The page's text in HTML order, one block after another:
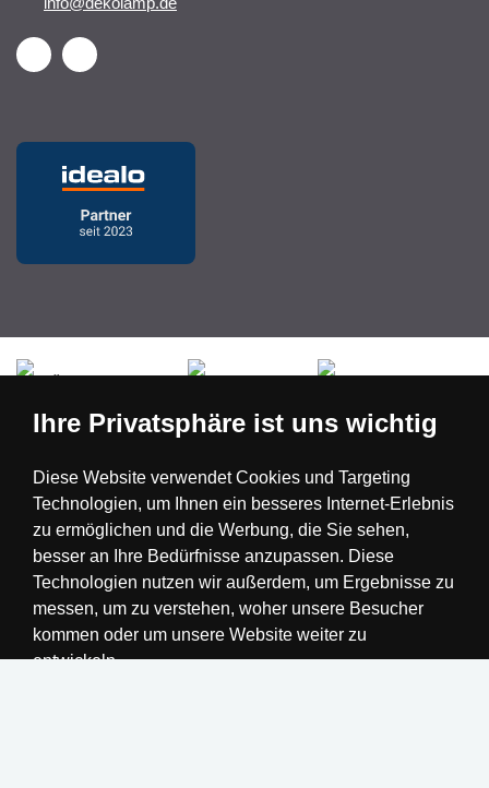
Nederland
Ihre Privatsphäre ist uns wichtig
Diese Website verwendet Cookies und Targeting
Technologien, um Ihnen ein besseres Internet-Erlebnis
zu ermöglichen und die Werbung, die Sie sehen,
besser an Ihre Bedürfnisse anzupassen. Diese
Technologien nutzen wir außerdem, um Ergebnisse zu
messen, um zu verstehen, woher unsere Besucher
kommen oder um unsere Website weiter zu
entwickeln.